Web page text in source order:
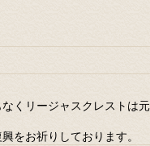
くリージャスクレストは元
をお祈りしております。